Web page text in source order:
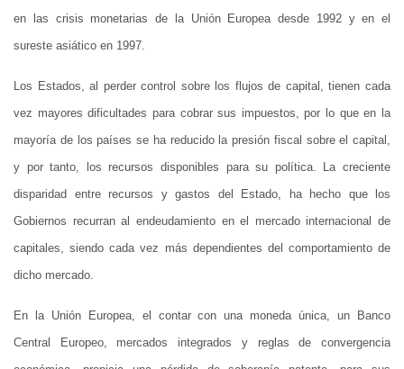
en las crisis monetarias de la Unión Europea desde 1992 y en el
sureste asiático en 1997.
Los Estados, al perder control sobre los flujos de capital, tienen cada
vez mayores dificultades para cobrar sus impuestos, por lo que en la
mayoría de los países se ha reducido la presión fiscal sobre el capital,
y por tanto, los recursos disponibles para su política. La creciente
disparidad entre recursos y gastos del Estado, ha hecho que los
Gobiernos recurran al endeudamiento en el mercado internacional de
capitales, siendo cada vez más dependientes del comportamiento de
dicho mercado.
En la Unión Europea, el contar con una moneda única, un Banco
Central Europeo, mercados integrados y reglas de convergencia